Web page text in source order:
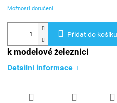
Možnosti doručení
Přidat do košíku
k modelové železnici
Detailní informace